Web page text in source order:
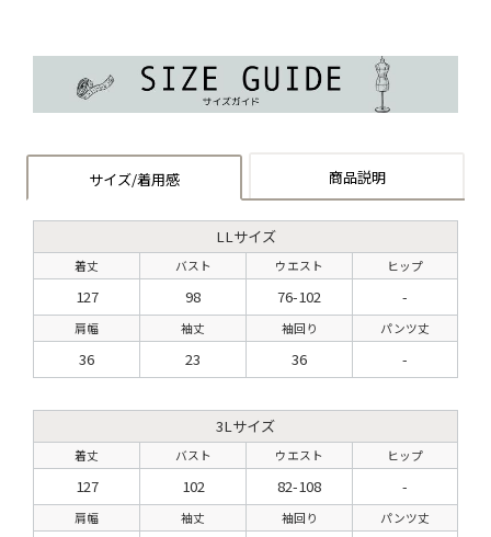
サイズ/着用感 商品説明
LLサイズ
着丈 バスト ウエスト ヒップ
127 98 76-102 -
肩幅 袖丈 袖回り パンツ丈
36 23 36 -
3Lサイズ
着丈 バスト ウエスト ヒップ
127 102 82-108 -
肩幅 袖丈 袖回り パンツ丈